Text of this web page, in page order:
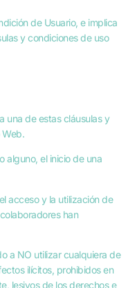
de Usuario, e implica
y condiciones de uso
una de estas cláusulas y
Web.
alguno, el inicio de una
acceso y la utilización de
han
a NO utilizar cualquiera de
ilícitos, prohibidos en
lesivos de los derechos e